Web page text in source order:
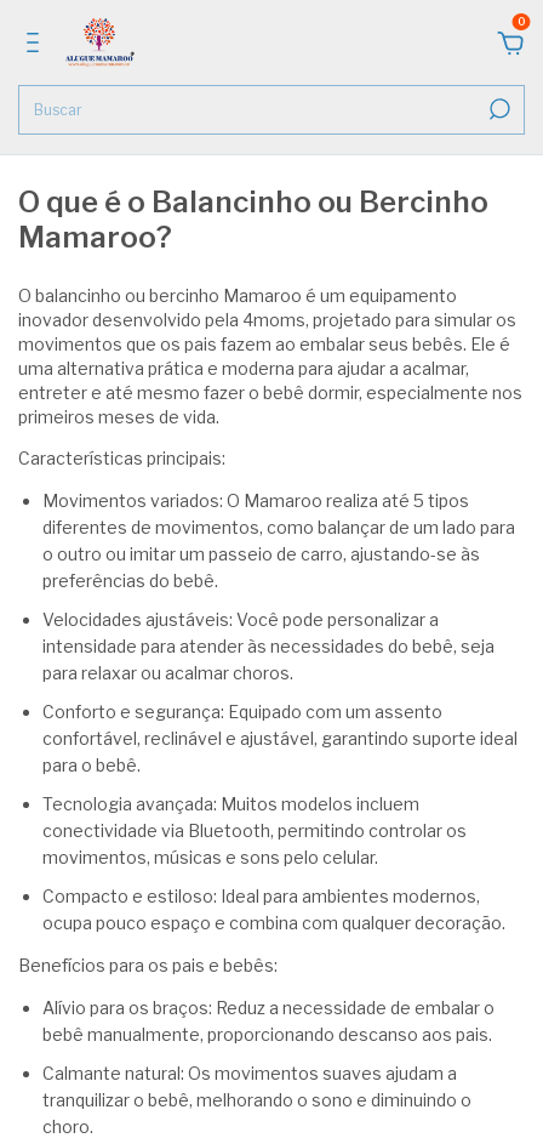
0
O que é o Balancinho ou Bercinho
Mamaroo?
O balancinho ou bercinho Mamaroo é um equipamento
inovador desenvolvido pela 4moms, projetado para simular os
movimentos que os pais fazem ao embalar seus bebês. Ele é
uma alternativa prática e moderna para ajudar a acalmar,
entreter e até mesmo fazer o bebê dormir, especialmente nos
primeiros meses de vida.
Características principais:
Movimentos variados: O Mamaroo realiza até 5 tipos
diferentes de movimentos, como balançar de um lado para
o outro ou imitar um passeio de carro, ajustando-se às
preferências do bebê.
Velocidades ajustáveis: Você pode personalizar a
intensidade para atender às necessidades do bebê, seja
para relaxar ou acalmar choros.
Conforto e segurança: Equipado com um assento
confortável, reclinável e ajustável, garantindo suporte ideal
para o bebê.
Tecnologia avançada: Muitos modelos incluem
conectividade via Bluetooth, permitindo controlar os
movimentos, músicas e sons pelo celular.
Compacto e estiloso: Ideal para ambientes modernos,
ocupa pouco espaço e combina com qualquer decoração.
Benefícios para os pais e bebês:
Alívio para os braços: Reduz a necessidade de embalar o
bebê manualmente, proporcionando descanso aos pais.
Calmante natural: Os movimentos suaves ajudam a
tranquilizar o bebê, melhorando o sono e diminuindo o
choro.